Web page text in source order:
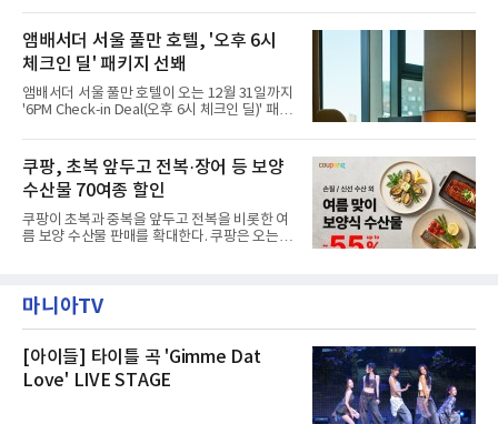
민들의 호응 속에 CFS는 즉시 행동에 나섰다. 지
난 28일 오후 전문 청소업체와
에 대해서는 외부 화재 연기 유입이라고 설명했
고, 2023년 같은 물류센터에서 발생한 화재에
대해서도 쿠팡 입주 전 공사 과정에서 벌어진 일
이라며 선을 그었다.쿠팡은 21일 인천 물류센터
내부에서 불이 타는 냄새가 났다는 의혹과 관련
해 “사실무근”이라는 입장을 밝혔다.회사 측은
“인근에서 지난 15일 다른 회사에서 발생한 대
것으로 확인됐다”고 설명했다.이어 “정확한 화
재 원인은 추후 조사될
앰배서더 서울 풀만 호텔, '오후 6시
체크인 딜' 패키지 선봬
앰배서더 서울 풀만 호텔이 오는 12월 31일까지
'6PM Check-in Deal(오후 6시 체크인 딜)' 패키
으로 여유로운 저녁 시간부터 호텔 스테이를 시
작할 수 있도록 준비됐다.앰배서더 서울 풀만 호
텔 측은 “퇴근 후 또는 주말 도심 속에서 짧지만
온전한 휴식을 원하는 고객들에게 특별한 경험
을 제공한다”고 밝혔다.패키지는 디럭스와 이그
제큐티브 두 가지 타입으로 구성된다. 디럭스 패
키지는 객실 1박(룸 온리)으로 심플한 호캉스를
스 센터 사우나 2인 이용 혜택이 포함된다.특히
클럽 앰배서더 라운지
쿠팡, 초복 앞두고 전복·장어 등 보양
수산물 70여종 할인
쿠팡이 초복과 중복을 앞두고 전복을 비롯한 여
름 보양 수산물 판매를 확대한다. 쿠팡은 오는
우 등이 포함됐다. 쿠팡은 올해 큰 크기의 전복
생산량이 늘어난 점을 반영해 주요 산지 상품을
전복은 산지에서 채취한 뒤 전국으로 직송되는
방식으로 운영된다. 신선도가 중요한 상품인 만
큼 이르면 다음 날 오전 배송이 가능하도록 물류
마니아TV
[아이들] 타이틀 곡 'Gimme Dat
Love' LIVE STAGE